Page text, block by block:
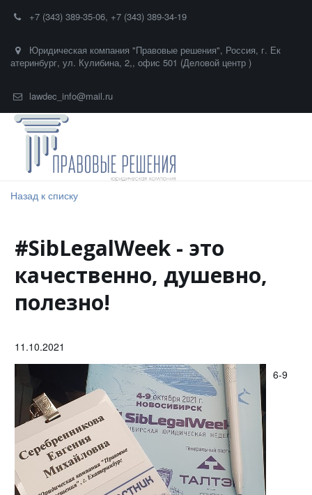
+7 (343) 389-35-06, +7 (343) 389-34-19
Юридическая компания "Правовые решения", Россия, г. Ек
атеринбург, ул. Кулибина, 2,, офис 501 (Деловой центр )
lawdec_info@mail.ru
Назад к списку
#SibLegalWeek - это
качественно, душевно,
полезно!
11.10.2021
6-9